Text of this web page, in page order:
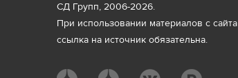
СД Групп, 2006-2026.
При использовании материалов с сайта
ссылка на источник обязательна.